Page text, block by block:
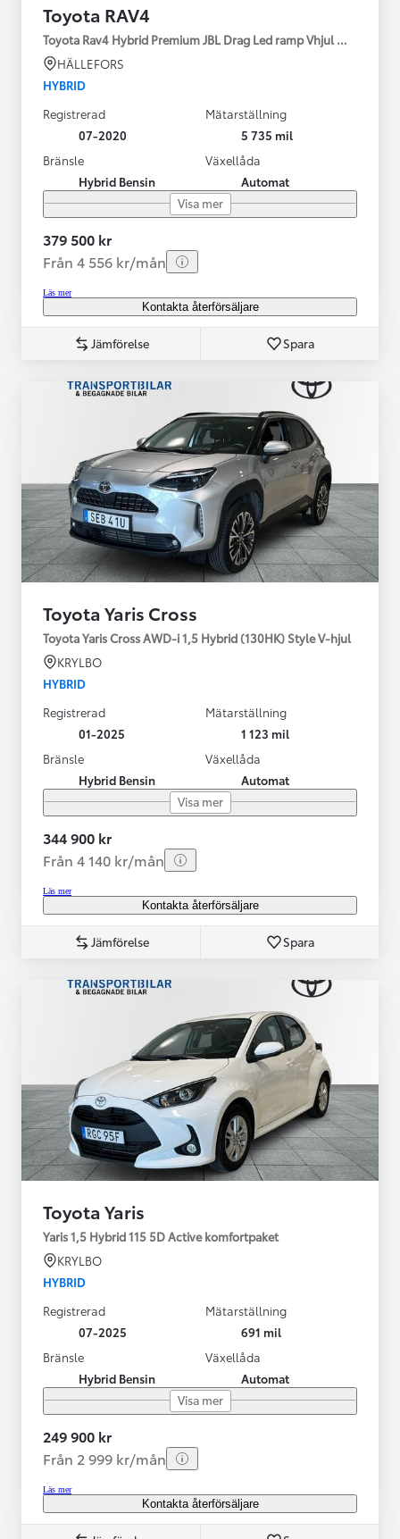
Toyota RAV4
Toyota Rav4 Hybrid Premium JBL Drag Led ramp Vhjul motorv
HÄLLEFORS
HYBRID
Registrerad
07-2020
Mätarställning
5 735 mil
Bränsle
Hybrid Bensin
Växellåda
Automat
Visa mer
379 500 kr
Från 4 556 kr/mån
Läs mer
Kontakta återförsäljare
Jämförelse Spara
Toyota Yaris Cross
Toyota Yaris Cross AWD-i 1,5 Hybrid (130HK) Style V-hjul
KRYLBO
HYBRID
Registrerad
01-2025
Mätarställning
1 123 mil
Bränsle
Hybrid Bensin
Växellåda
Automat
Visa mer
344 900 kr
Från 4 140 kr/mån
Läs mer
Kontakta återförsäljare
Jämförelse Spara
Toyota Yaris
Yaris 1,5 Hybrid 115 5D Active komfortpaket
KRYLBO
HYBRID
Registrerad
07-2025
Mätarställning
691 mil
Bränsle
Hybrid Bensin
Växellåda
Automat
Visa mer
249 900 kr
Från 2 999 kr/mån
Läs mer
Kontakta återförsäljare